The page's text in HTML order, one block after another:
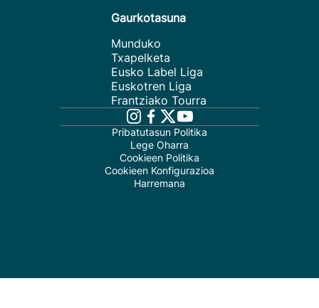
Gaurkotasuna
Munduko
Txapelketa
Eusko Label Liga
Euskotren Liga
Frantziako Tourra
Pribatutasun Politika
Lege Oharra
Cookieen Politika
Cookieen Konfigurazioa
Harremana